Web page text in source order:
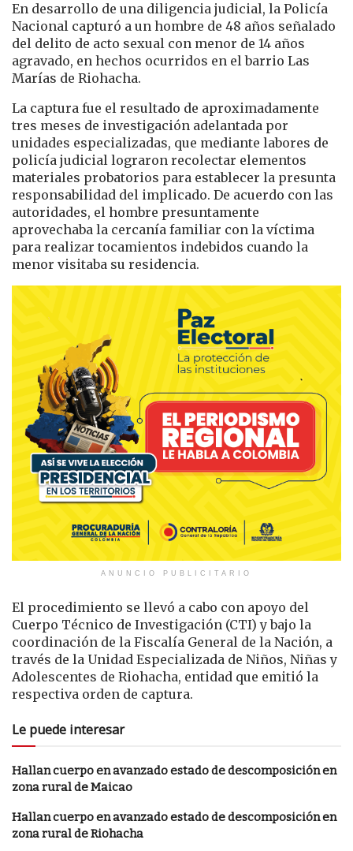
En desarrollo de una diligencia judicial, la Policía
Nacional capturó a un hombre de 48 años señalado
del delito de acto sexual con menor de 14 años
agravado, en hechos ocurridos en el barrio Las
Marías de Riohacha.
La captura fue el resultado de aproximadamente
tres meses de investigación adelantada por
unidades especializadas, que mediante labores de
policía judicial lograron recolectar elementos
materiales probatorios para establecer la presunta
responsabilidad del implicado. De acuerdo con las
autoridades, el hombre presuntamente
aprovechaba la cercanía familiar con la víctima
para realizar tocamientos indebidos cuando la
menor visitaba su residencia.
ANUNCIO PUBLICITARIO
El procedimiento se llevó a cabo con apoyo del
Cuerpo Técnico de Investigación (CTI) y bajo la
coordinación de la Fiscalía General de la Nación, a
través de la Unidad Especializada de Niños, Niñas y
Adolescentes de Riohacha, entidad que emitió la
respectiva orden de captura.
Le puede interesar
Hallan cuerpo en avanzado estado de descomposición en
zona rural de Maicao
Hallan cuerpo en avanzado estado de descomposición en
zona rural de Riohacha